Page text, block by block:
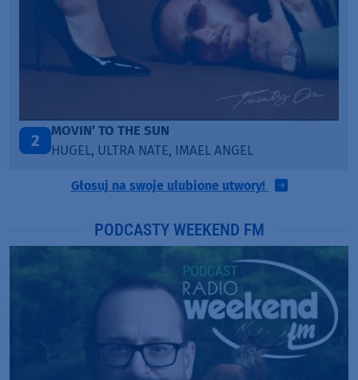
3
ITEPE ITEDE
SANAH
Głosuj na swoje ulubione utwory!
PODCASTY WEEKEND FM